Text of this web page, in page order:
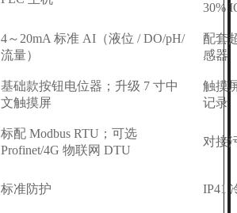
30%
4～20mA 标准 AI（液位 / DO/pH/
流量）
配套
感器
基础款按钮电位器；升级 7 寸中
文触摸屏
触摸
记录
标配 Modbus RTU；可选
Profinet/4G 物联网 DTU
对接
标准防护 IP41